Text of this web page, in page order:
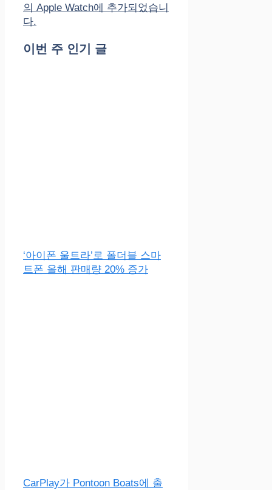
의 Apple Watch에 추가되었습니
다.
이번 주 인기 글
‘아이폰 울트라’로 폴더블 스마
트폰 올해 판매량 20% 증가
CarPlay가 Pontoon Boats에 출